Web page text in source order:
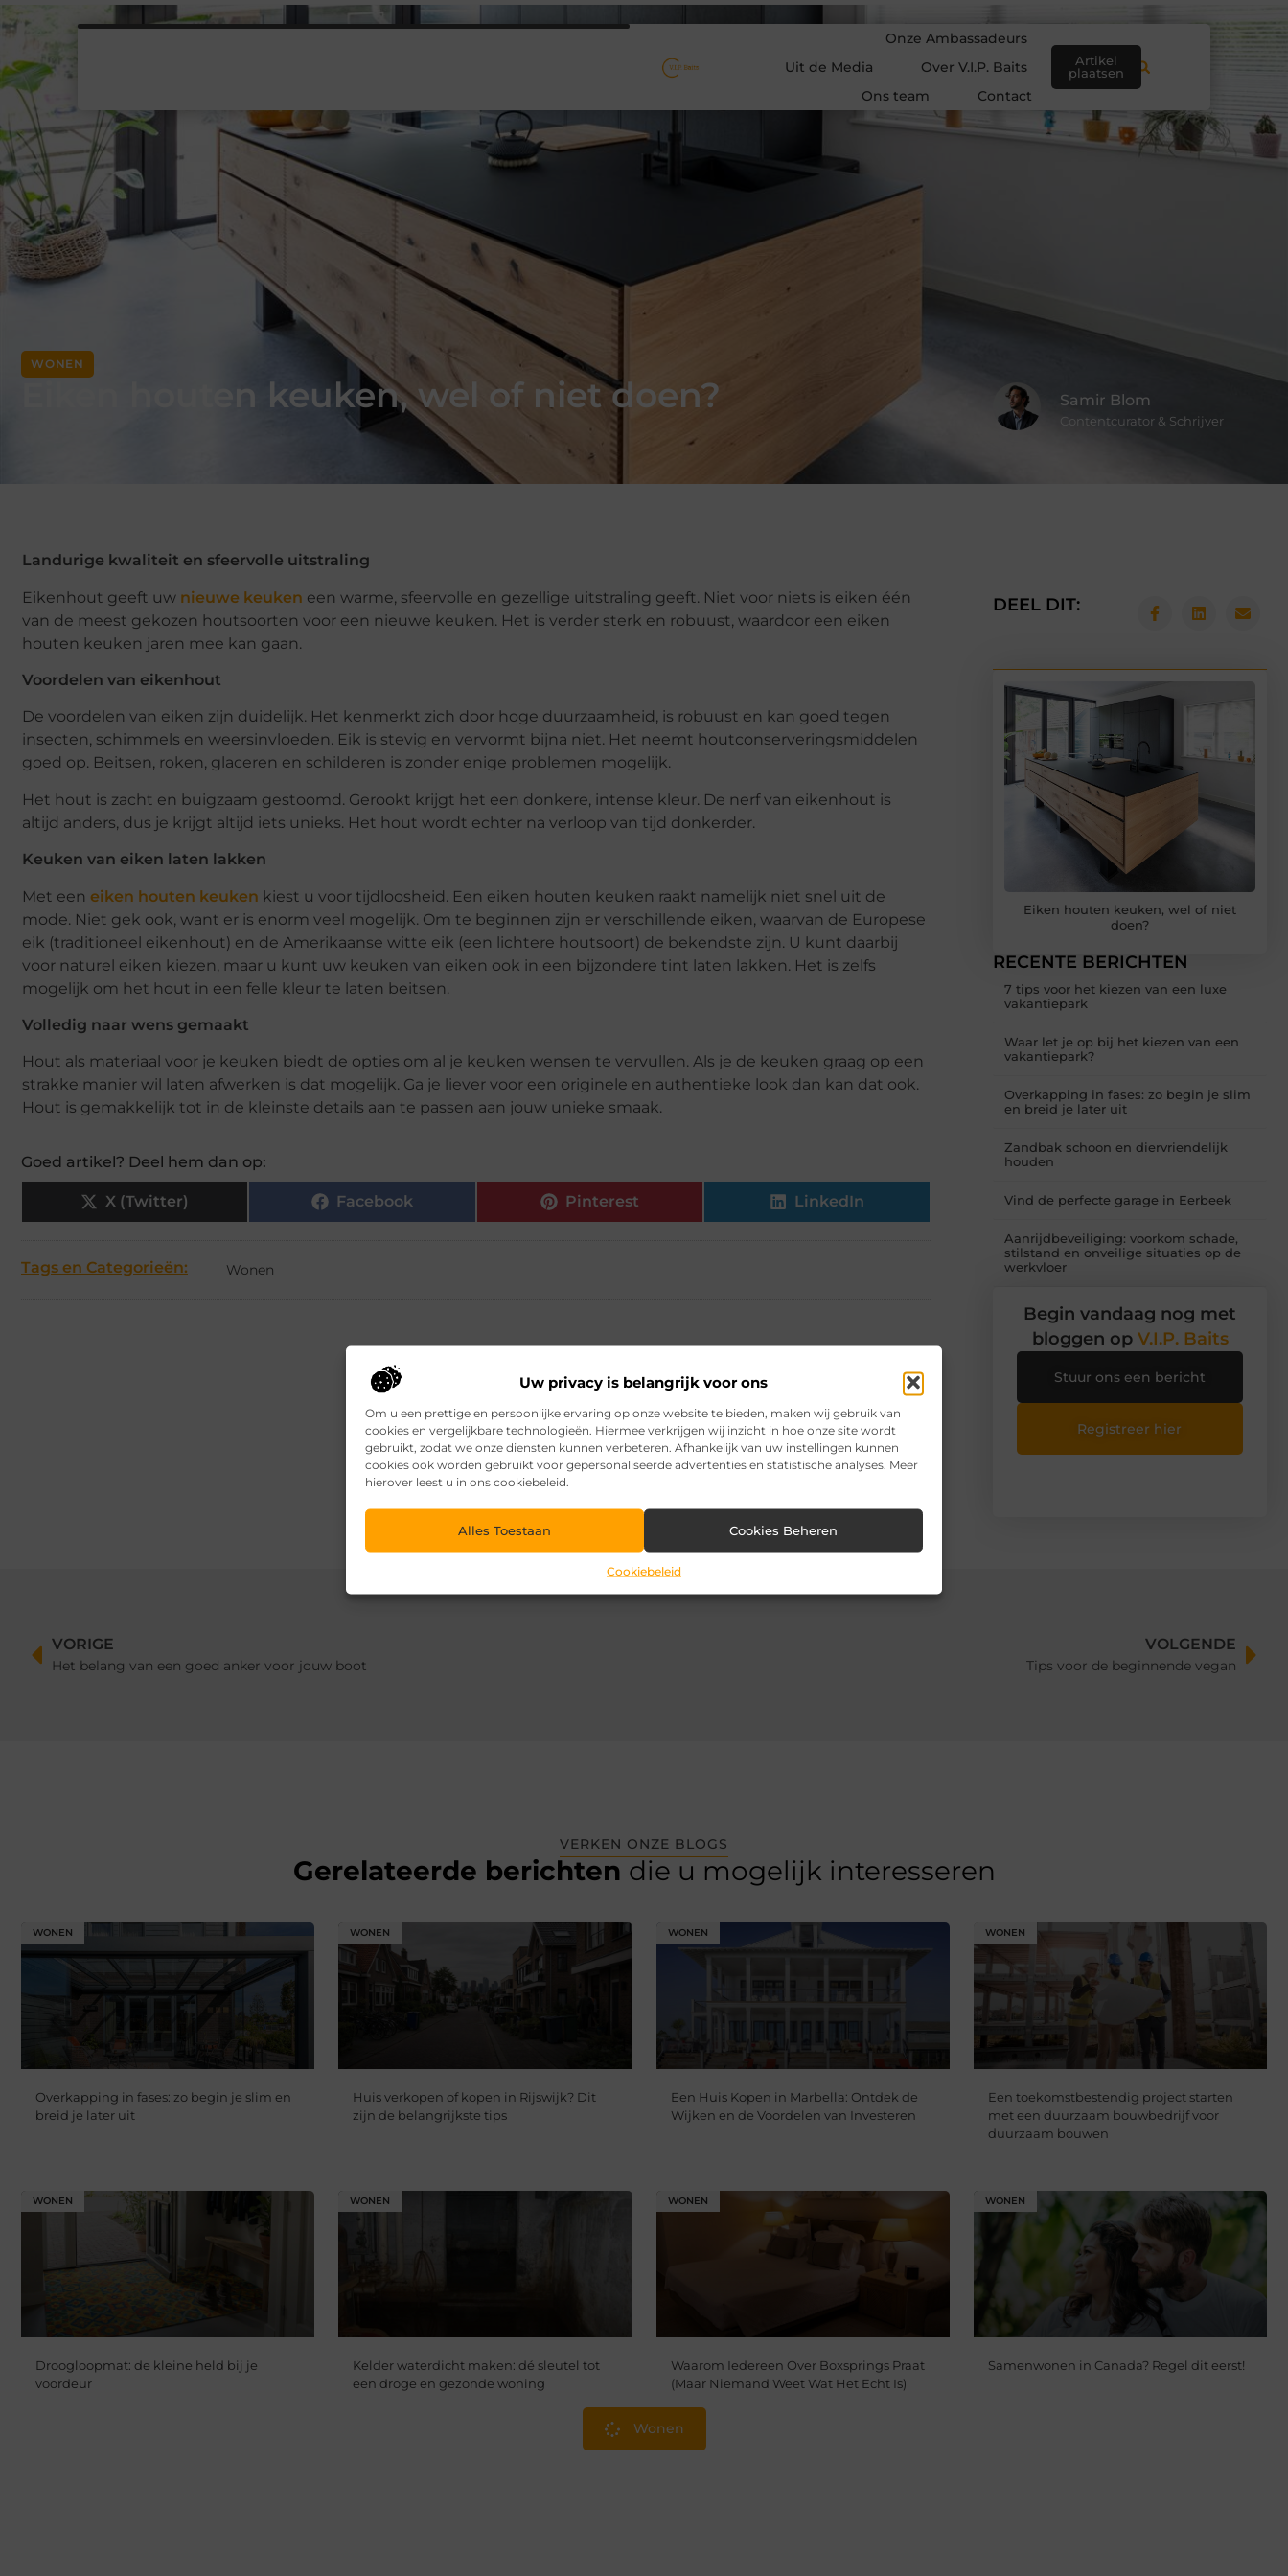
Uw privacy is belangrijk voor ons
Om u een prettige en persoonlijke ervaring op onze website te bieden, maken wij gebruik van
cookies en vergelijkbare technologieën. Hiermee verkrijgen wij inzicht in hoe onze site wordt
gebruikt, zodat we onze diensten kunnen verbeteren. Afhankelijk van uw instellingen kunnen
cookies ook worden gebruikt voor gepersonaliseerde advertenties en statistische analyses. Meer
hierover leest u in ons cookiebeleid.
Alles Toestaan Cookies Beheren
Cookiebeleid
Onze Ambassadeurs
Uit de Media
Over V.I.P. Baits
Ons team
Contact
Artikel
plaatsen
WONEN
Eiken houten keuken, wel of niet doen? Samir Blom
Contentcurator & Schrijver
Landurige kwaliteit en sfeervolle uitstraling
Eikenhout geeft uw nieuwe keuken een warme, sfeervolle en gezellige uitstraling geeft. Niet voor niets is eiken één
van de meest gekozen houtsoorten voor een nieuwe keuken. Het is verder sterk en robuust, waardoor een eiken
houten keuken jaren mee kan gaan.
Voordelen van eikenhout
De voordelen van eiken zijn duidelijk. Het kenmerkt zich door hoge duurzaamheid, is robuust en kan goed tegen
insecten, schimmels en weersinvloeden. Eik is stevig en vervormt bijna niet. Het neemt houtconserveringsmiddelen
goed op. Beitsen, roken, glaceren en schilderen is zonder enige problemen mogelijk.
Het hout is zacht en buigzaam gestoomd. Gerookt krijgt het een donkere, intense kleur. De nerf van eikenhout is
altijd anders, dus je krijgt altijd iets unieks. Het hout wordt echter na verloop van tijd donkerder.
Keuken van eiken laten lakken
Met een eiken houten keuken kiest u voor tijdloosheid. Een eiken houten keuken raakt namelijk niet snel uit de
mode. Niet gek ook, want er is enorm veel mogelijk. Om te beginnen zijn er verschillende eiken, waarvan de Europese
eik (traditioneel eikenhout) en de Amerikaanse witte eik (een lichtere houtsoort) de bekendste zijn. U kunt daarbij
voor naturel eiken kiezen, maar u kunt uw keuken van eiken ook in een bijzondere tint laten lakken. Het is zelfs
mogelijk om het hout in een felle kleur te laten beitsen.
Volledig naar wens gemaakt
Hout als materiaal voor je keuken biedt de opties om al je keuken wensen te vervullen. Als je de keuken graag op een
strakke manier wil laten afwerken is dat mogelijk. Ga je liever voor een originele en authentieke look dan kan dat ook.
Hout is gemakkelijk tot in de kleinste details aan te passen aan jouw unieke smaak.
Goed artikel? Deel hem dan op:
X (Twitter) Facebook Pinterest LinkedIn
Tags en Categorieën: Wonen
DEEL DIT:
Eiken houten keuken, wel of niet
doen?
RECENTE BERICHTEN
7 tips voor het kiezen van een luxe
vakantiepark
Waar let je op bij het kiezen van een
vakantiepark?
Overkapping in fases: zo begin je slim
en breid je later uit
Zandbak schoon en diervriendelijk
houden
Vind de perfecte garage in Eerbeek
Aanrijdbeveiliging: voorkom schade,
stilstand en onveilige situaties op de
werkvloer
Begin vandaag nog met
bloggen op V.I.P. Baits
Stuur ons een bericht
Registreer hier
VORIGE
Het belang van een goed anker voor jouw boot
VOLGENDE
Tips voor de beginnende vegan
VERKEN ONZE BLOGS
Gerelateerde berichten die u mogelijk interesseren
WONEN
Overkapping in fases: zo begin je slim en
breid je later uit
WONEN
Huis verkopen of kopen in Rijswijk? Dit
zijn de belangrijkste tips
WONEN
Een Huis Kopen in Marbella: Ontdek de
Wijken en de Voordelen van Investeren
WONEN
Een toekomstbestendig project starten
met een duurzaam bouwbedrijf voor
duurzaam bouwen
WONEN
Droogloopmat: de kleine held bij je
voordeur
WONEN
Kelder waterdicht maken: dé sleutel tot
een droge en gezonde woning
WONEN
Waarom Iedereen Over Boxsprings Praat
(Maar Niemand Weet Wat Het Echt Is)
WONEN
Samenwonen in Canada? Regel dit eerst!
Wonen